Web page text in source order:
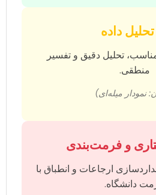
تحلیل دقیق و تفسیر
منطقی.
نمودار میله‌ای)
ارجاعات و انطباق با
دانشگاه.